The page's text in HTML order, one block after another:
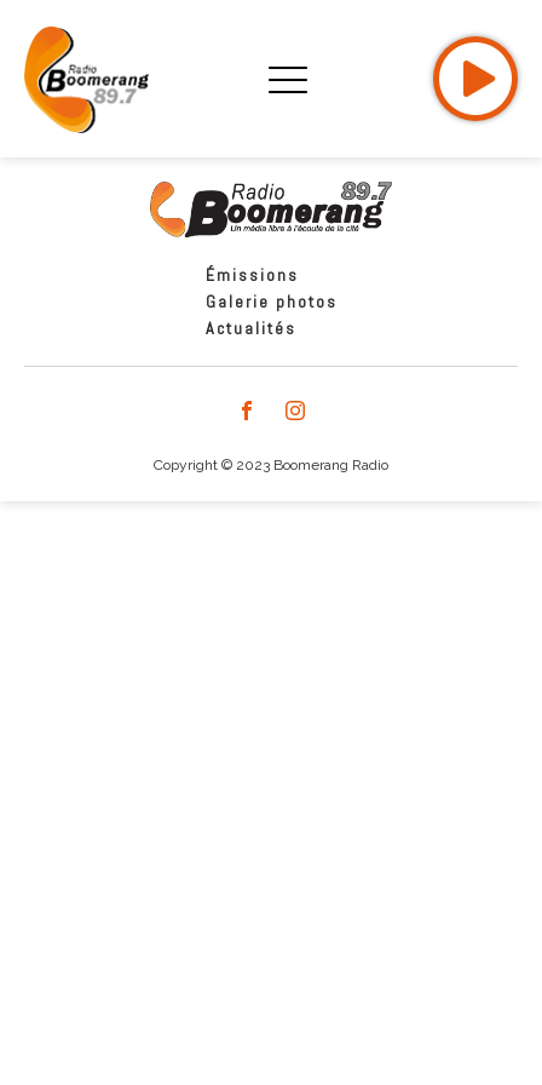
Émissions
Galerie photos
Actualités
Copyright © 2023 Boomerang Radio